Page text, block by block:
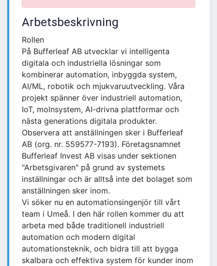
Arbetsbeskrivning
Rollen
På Bufferleaf AB utvecklar vi intelligenta
digitala och industriella lösningar som
kombinerar automation, inbyggda system,
AI/ML, robotik och mjukvaruutveckling. Våra
projekt spänner över industriell automation,
IoT, molnsystem, AI-drivna plattformar och
nästa generations digitala produkter.
Observera att anställningen sker i Bufferleaf
AB (org. nr. 559577-7193). Företagsnamnet
Bufferleaf Invest AB visas under sektionen
"Arbetsgivaren" på grund av systemets
inställningar och är alltså inte det bolaget som
anställningen sker inom.
Vi söker nu en automationsingenjör till vårt
team i Umeå. I den här rollen kommer du att
arbeta med både traditionell industriell
automation och modern digital
automationsteknik, och bidra till att bygga
skalbara och effektiva system för kunder inom